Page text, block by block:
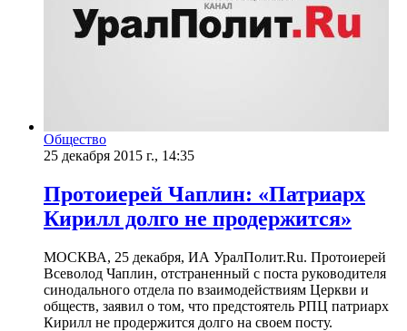
Общество
25 декабря 2015 г., 14:35
Протоиерей Чаплин: «Патриарх
Кирилл долго не продержится»
МОСКВА, 25 декабря, ИА УралПолит.Ru. ​Протоиерей
Всеволод Чаплин, отстраненный с поста руководителя
синодального отдела по взаимодействиям Церкви и
обществ, заявил о том, что предстоятель РПЦ патриарх
Кирилл не продержится долго на своем посту.